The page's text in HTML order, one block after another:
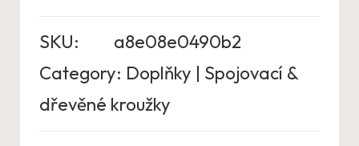
SKU:
a8e08e0490b2
Category: Doplňky | Spojovací &
dřevěné kroužky